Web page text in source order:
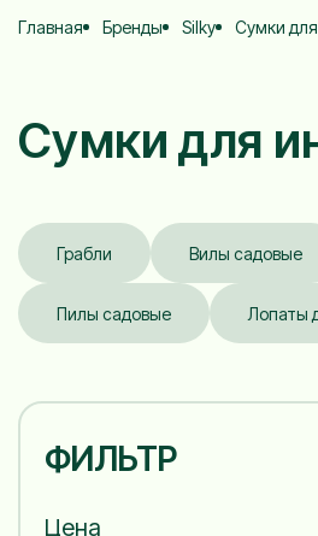
Главная Бренды Silky Сумки
Сумки для
Грабли Вилы садовые
Пилы садовые Лопаты
ФИЛЬТР
Цена